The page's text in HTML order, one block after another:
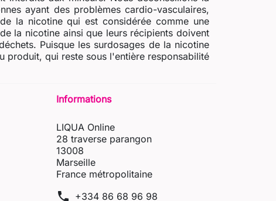
ayant des problèmes cardio-vasculaires,
la nicotine qui est considérée comme une
la nicotine ainsi que leurs récipients doivent
Puisque les surdosages de la nicotine
produit, qui reste sous l'entière responsabilité
Informations
LIQUA Online
28 traverse parangon
13008
Marseille
France métropolitaine
phone +334 86 68 96 98